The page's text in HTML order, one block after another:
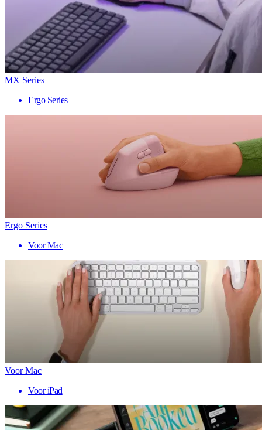
MX Series
Ergo Series
Ergo Series
Voor Mac
Voor Mac
Voor iPad